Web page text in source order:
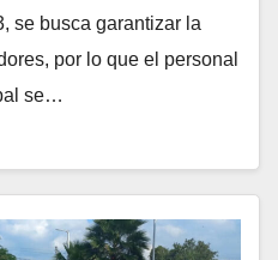
se busca garantizar la
por lo que el personal
se…